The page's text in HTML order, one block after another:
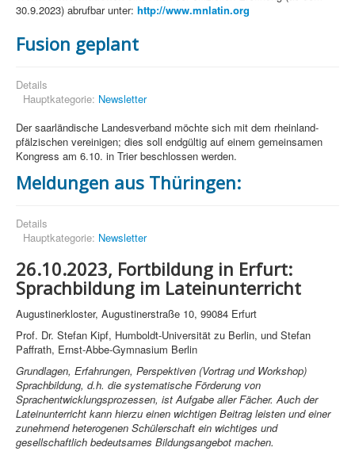
30.9.2023) abrufbar unter: http://www.mnlatin.org
Fusion geplant
Details
Hauptkategorie: Newsletter
Der saarländische Landesverband möchte sich mit dem rheinland-
pfälzischen vereinigen; dies soll endgültig auf einem gemeinsamen
Kongress am 6.10. in Trier beschlossen werden.
Meldungen aus Thüringen:
Details
Hauptkategorie: Newsletter
26.10.2023, Fortbildung in Erfurt:
Sprachbildung im Lateinunterricht
Augustinerkloster, Augustinerstraße 10, 99084 Erfurt
Prof. Dr. Stefan Kipf, Humboldt-Universität zu Berlin, und Stefan
Paffrath, Ernst-Abbe-Gymnasium Berlin
Grundlagen, Erfahrungen, Perspektiven (Vortrag und Workshop)
Sprachbildung, d.h. die systematische Förderung von
Sprachentwicklungsprozessen, ist Aufgabe aller Fächer. Auch der
Lateinunterricht kann hierzu einen wichtigen Beitrag leisten und einer
zunehmend heterogenen Schülerschaft ein wichtiges und
gesellschaftlich bedeutsames Bildungsangebot machen.